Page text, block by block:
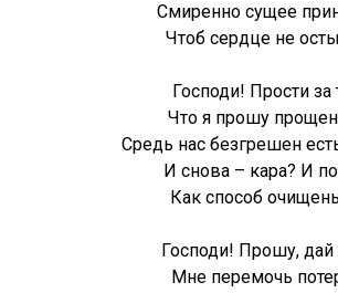
Смиренно сущее
Чтоб сердце не
Господи! Прости за
Что я прошу
Средь нас безгрешен
И снова – кара? И
Как способ
Господи! Прошу, дай
Мне перемочь